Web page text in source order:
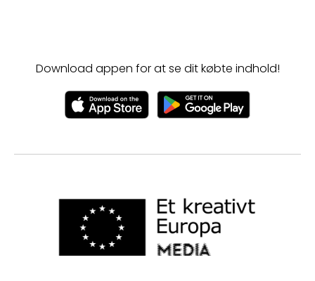
Download appen for at se dit købte indhold!